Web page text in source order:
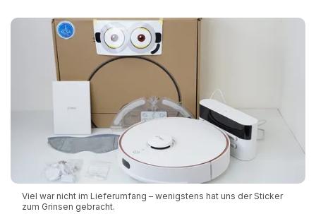
Viel war nicht im Lieferumfang – wenigstens hat uns der Sticker
zum Grinsen gebracht.